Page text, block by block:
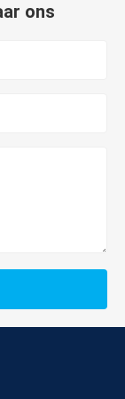
ons